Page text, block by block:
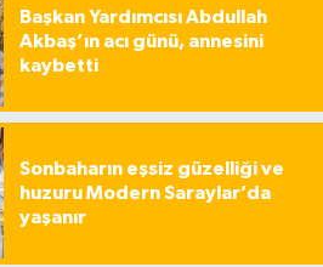
Başkan Yardımcısı Abdullah
Akbaş’ın acı günü, annesini
kaybetti
Sonbaharın eşsiz güzelliği ve
huzuru Modern Saraylar’da
yaşanır